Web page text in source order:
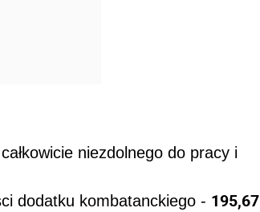
niezdolnego do pracy i
dodatku kombatanckiego - 195,67